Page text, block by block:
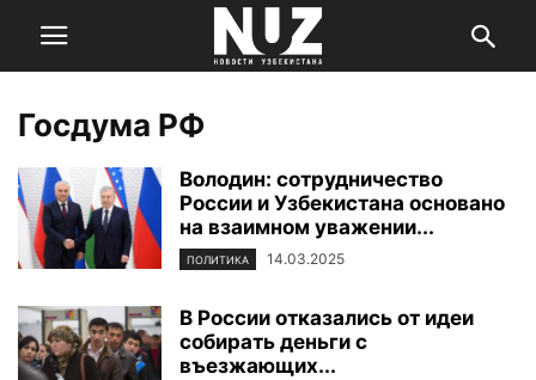
Госдума РФ
Володин: сотрудничество
России и Узбекистана основано
на взаимном уважении...
ПОЛИТИКА 14.03.2025
В России отказались от идеи
собирать деньги с
въезжающих...